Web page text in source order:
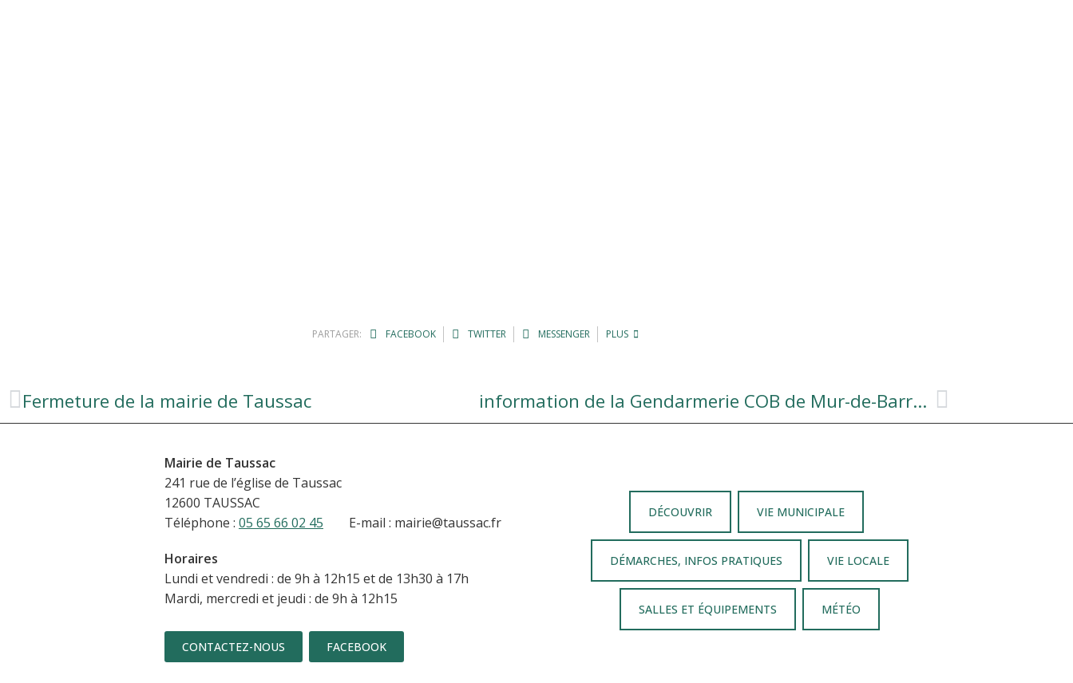
PARTAGER: FACEBOOK TWITTER MESSENGER PLUS
Fermeture de la mairie de Taussac information de la Gendarmerie COB de Mur-de-Barrez en direct sur PANNEAUPOCKET.
Mairie de Taussac
241 rue de l’église de Taussac
12600 TAUSSAC
Téléphone : 05 65 66 02 45 E-mail : mairie@taussac.fr
Horaires
Lundi et vendredi : de 9h à 12h15 et de 13h30 à 17h
Mardi, mercredi et jeudi : de 9h à 12h15
CONTACTEZ-NOUS FACEBOOK
DÉCOUVRIR VIE MUNICIPALE
DÉMARCHES, INFOS PRATIQUES VIE LOCALE
SALLES ET ÉQUIPEMENTS MÉTÉO